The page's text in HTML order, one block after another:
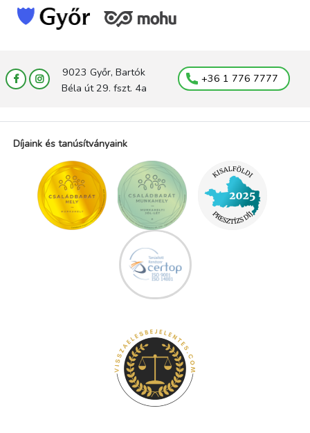
9023 Győr, Bartók
Béla út 29. fszt. 4a
+36 1 776 7777
Díjaink és tanúsítványaink